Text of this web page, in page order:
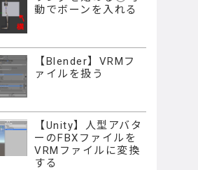
動でボーンを入れる
【Blender】VRMフ
ァイルを扱う
【Unity】人型アバタ
ーのFBXファイルを
VRMファイルに変換
する